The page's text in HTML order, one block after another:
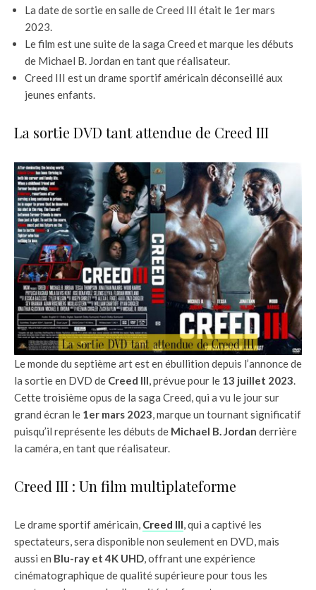
La date de sortie en salle de Creed III était le 1er mars
2023.
Le film est une suite de la saga Creed et marque les débuts
de Michael B. Jordan en tant que réalisateur.
Creed III est un drame sportif américain déconseillé aux
jeunes enfants.
La sortie DVD tant attendue de Creed III
Le monde du septième art est en ébullition depuis l’annonce de
la sortie en DVD de Creed III, prévue pour le 13 juillet 2023.
Cette troisième opus de la saga Creed, qui a vu le jour sur
grand écran le 1er mars 2023, marque un tournant significatif
puisqu’il représente les débuts de Michael B. Jordan derrière
la caméra, en tant que réalisateur.
Creed III : Un film multiplateforme
Le drame sportif américain, Creed III, qui a captivé les
spectateurs, sera disponible non seulement en DVD, mais
aussi en Blu-ray et 4K UHD, offrant une expérience
cinématographique de qualité supérieure pour tous les